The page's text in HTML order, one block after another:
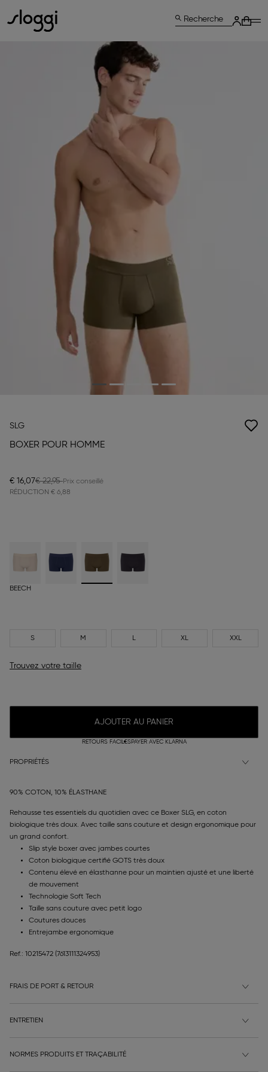
Recherche
SLG
BOXER POUR HOMME
€ 16,07€ 22,95
RÉDUCTION € 6,88
BEECH
S M L XL XXL
Trouvez votre taille
AJOUTER AU PANIER
RETOURS FACILESPAYER AVEC KLARNA
PROPRIÉTÉS
90% COTON, 10% ÉLASTHANE
Rehausse tes essentiels du quotidien avec ce Boxer SLG, en coton
biologique très doux. Avec taille sans couture et design ergonomique pour
un grand confort.
Slip style boxer avec jambes courtes
Coton biologique certifié GOTS très doux
Contenu élevé en élasthanne pour un maintien ajusté et une liberté
de mouvement
Technologie Soft Tech
Taille sans couture avec petit logo
Coutures douces
Entrejambe ergonomique
Ref.: 10215472 (7613111324953)
FRAIS DE PORT & RETOUR
ENTRETIEN
NORMES PRODUITS ET TRAÇABILITÉ